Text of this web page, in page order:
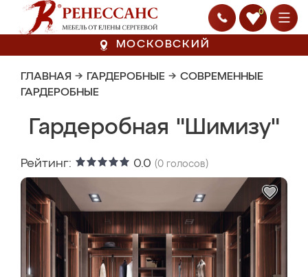
0
МОСКОВСКИЙ
ГЛАВНАЯ → ГАРДЕРОБНЫЕ → СОВРЕМЕННЫЕ
ГАРДЕРОБНЫЕ
Гардеробная "Шимизу"
Рейтинг: 0.0 (0 голосов)